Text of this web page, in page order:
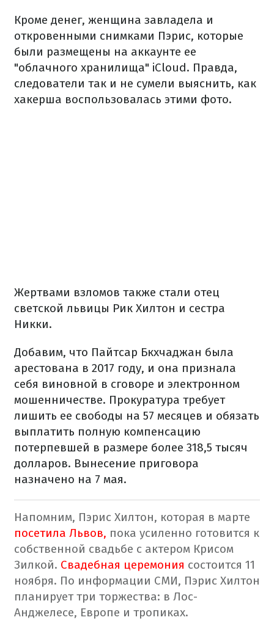
Кроме денег, женщина завладела и
откровенными снимками Пэрис, которые
были размещены на аккаунте ее
"облачного хранилища" iCloud. Правда,
следователи так и не сумели выяснить, как
хакерша воспользовалась этими фото.
Жертвами взломов также стали отец
светской львицы Рик Хилтон и сестра
Никки.
Добавим, что Пайтсар Бкхчаджан была
арестована в 2017 году, и она признала
себя виновной в сговоре и электронном
мошенничестве. Прокуратура требует
лишить ее свободы на 57 месяцев и обязать
выплатить полную компенсацию
потерпевшей в размере более 318,5 тысяч
долларов. Вынесение приговора
назначено на 7 мая.
Напомним, Пэрис Хилтон, которая в марте
посетила Львов, пока усиленно готовится к
собственной свадьбе с актером Крисом
Зилкой. Свадебная церемония состоится 11
ноября. По информации СМИ, Пэрис Хилтон
планирует три торжества: в Лос-
Анджелесе, Европе и тропиках.